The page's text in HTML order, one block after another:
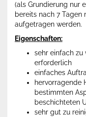
(als Grundierung nur
bereits nach 7 Tagen
aufgetragen werden.
Eigenschaften:
sehr einfach zu
erforderlich
einfaches
hervorragende
bestimmten
beschichteten
sehr gut zu